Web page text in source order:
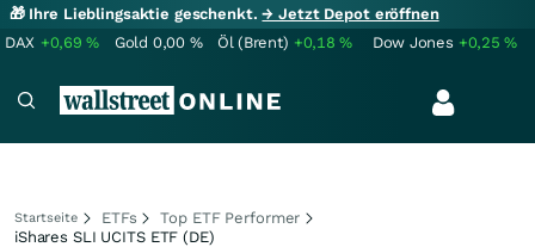
🎁 Ihre Lieblingsaktie geschenkt.→ Jetzt Depot eröffnen
DAX +0,69% Gold 0,00 % Öl (Brent) +0,18% Dow Jones +0,25%
Startseite ETFs
Top ETF Performer
iShares SLI UCITS ETF (DE)